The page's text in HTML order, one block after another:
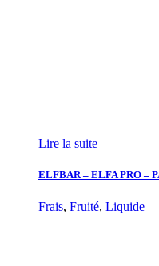
Lire la suite
ELFBAR – ELFA PRO –
Frais, Fruité, Liquide